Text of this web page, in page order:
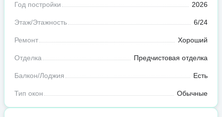
Год постройки 2026
Этаж/Этажность 6/24
Ремонт Хороший
Отделка Предчистовая отделка
Балкон/Лоджия Есть
Тип окон Обычные